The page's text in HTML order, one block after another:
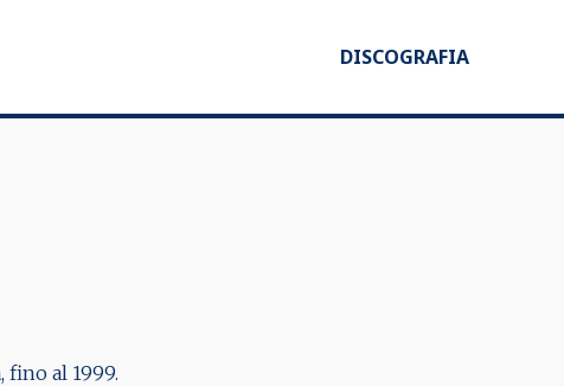
DISCOGRAFIA
al 1999.